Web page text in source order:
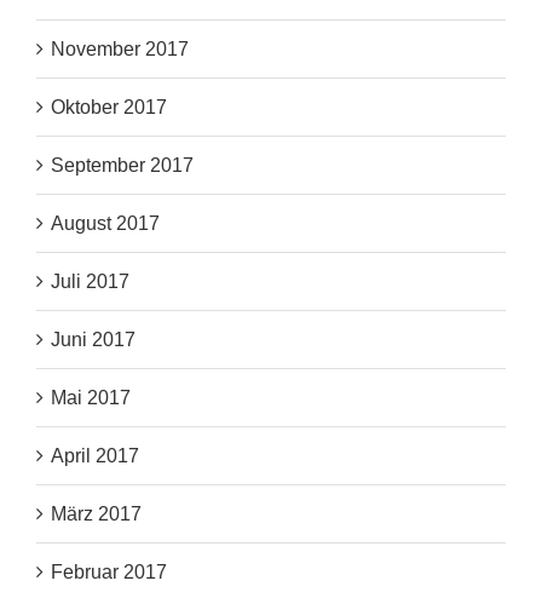
November 2017
Oktober 2017
September 2017
August 2017
Juli 2017
Juni 2017
Mai 2017
April 2017
März 2017
Februar 2017